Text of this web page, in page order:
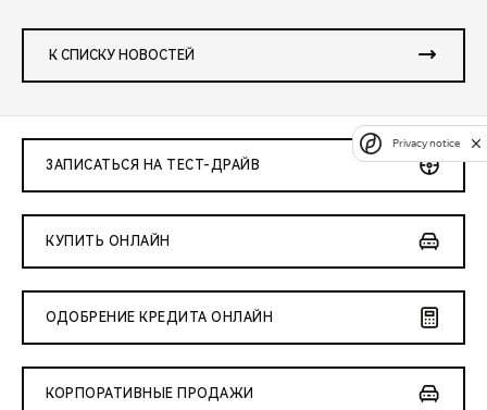
К СПИСКУ НОВОСТЕЙ
ЗАПИСАТЬСЯ НА ТЕСТ-ДРАЙВ
КУПИТЬ ОНЛАЙН
ОДОБРЕНИЕ КРЕДИТА ОНЛАЙН
КОРПОРАТИВНЫЕ ПРОДАЖИ
Privacy notice